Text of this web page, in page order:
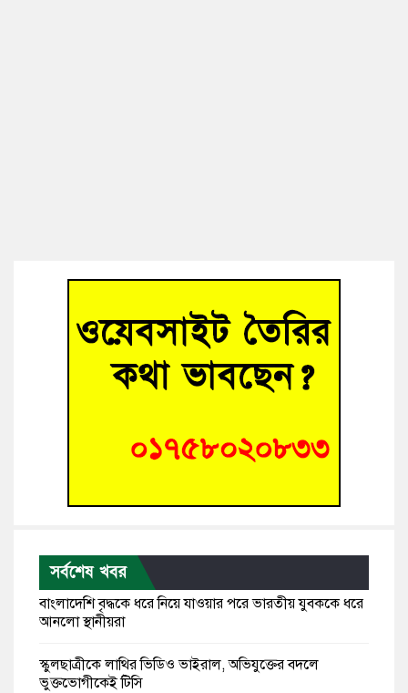
সর্বশেষ খবর
বাংলাদেশি বৃদ্ধকে ধরে নিয়ে যাওয়ার পরে ভারতীয় যুবককে ধরে
আনলো স্থানীয়রা
স্কুলছাত্রীকে লাথির ভিডিও ভাইরাল, অভিযুক্তের বদলে
ভুক্তভোগীকেই টিসি